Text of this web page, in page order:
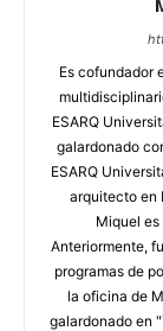
Es cofundador
ESARQ
galardonado
ESARQ
arquitecto en
Miquel es
Anteriormente,
programas de
la oficina de
galardonado en